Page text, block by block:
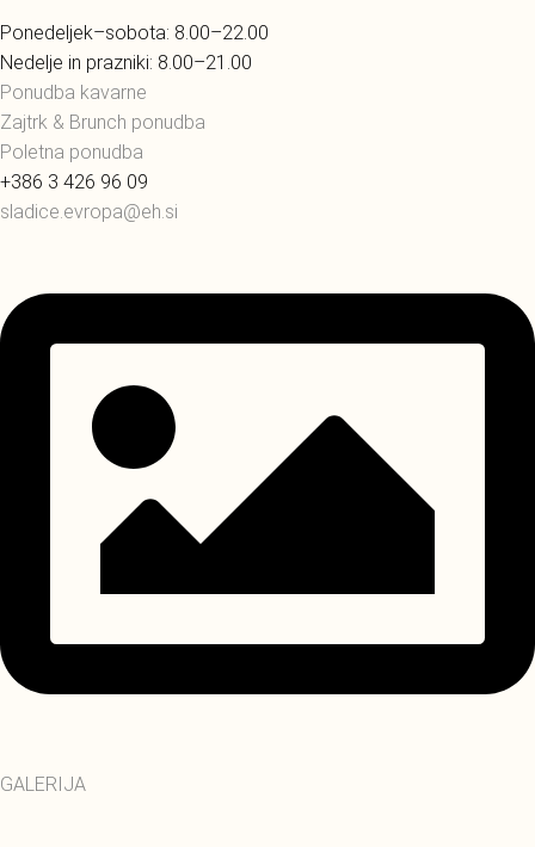
Ponedeljek–sobota: 8.00–22.00
Nedelje in prazniki: 8.00–21.00
Ponudba kavarne
Zajtrk & Brunch ponudba
Poletna ponudba
+386 3 426 96 09
sladice.evropa@eh.si
GALERIJA